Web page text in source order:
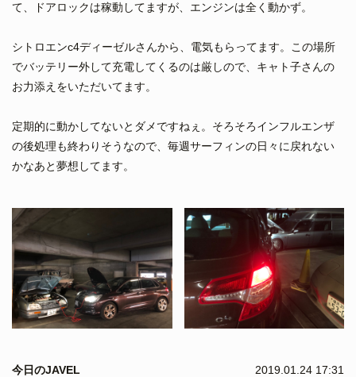
て、ドアロックは稼動してますが、エンジンは全く動かず。
シトロエンc4ディーゼルさんから、電気もらってます。この場所
でバッテリー外して充電してくるのは厳しので、キャト子さんの
お力添えをいただいてます。
定期的に動かしてないとダメですねぇ。そろそろインフルエンザ
の後処理も終わりそうなので、毎週サーフィンの日々に戻れない
かなあと夢想してます。
今日のJAVEL 2019.01.24 17:31